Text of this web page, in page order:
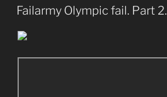
EL
Failarmy Olympic fail. Part 2.